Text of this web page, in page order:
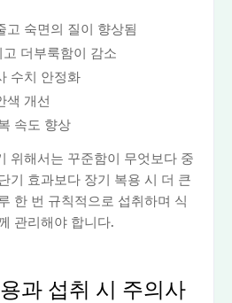
고 숙면의 질이 향상됨
더부룩함이 감소
수치 안정화
색 개선
속도 향상
위해서는 꾸준함이 무엇보다 중
기 효과보다 장기 복용 시 더 큰
한 번 규칙적으로 섭취하며 식
관리해야 합니다.
과 섭취 시 주의사